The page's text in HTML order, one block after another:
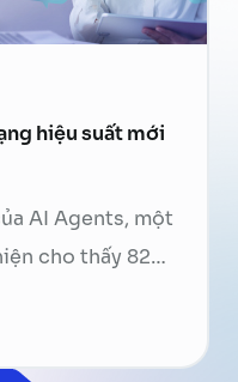
hiệu suất mới
AI Agents, một
cho thấy 82%
vân hành
Đến cuối năm